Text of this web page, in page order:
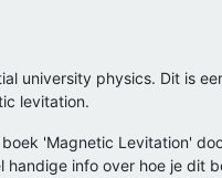
university physics. Dit is
levitation.
'Magnetic Levitation'
handige info over hoe je dit